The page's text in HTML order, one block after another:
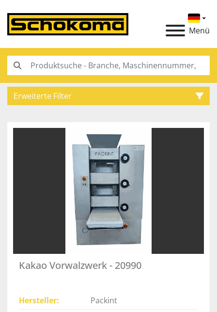
Menü
Erweiterte Filter
Kakao Vorwalzwerk - 20990
Hersteller
Packint